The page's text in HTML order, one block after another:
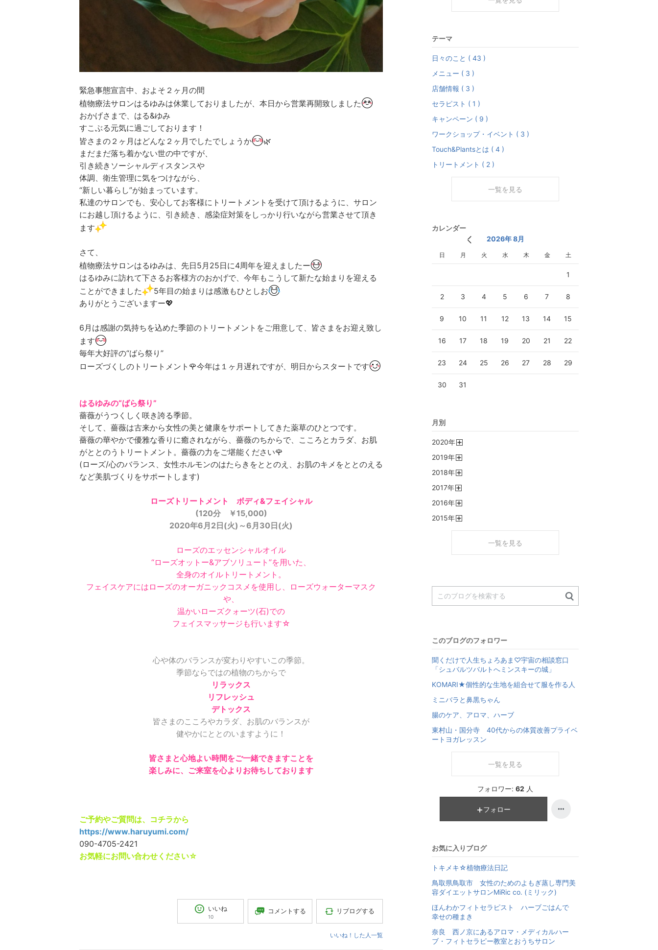
緊急事態宣言中、およそ２ヶ月の間
植物療法サロンはるゆみは休業しておりましたが、本日から営業再開致しました
おかげさまで、はる&ゆみ
すこぶる元気に過ごしております！
皆さまの２ヶ月はどんな２ヶ月でしたでしょうか
🌿
まだまだ落ち着かない世の中ですが、
引き続きソーシャルディスタンスや
体調、衛生管理に気をつけながら、
“新しい暮らし”が始まっています。
私達のサロンでも、安心してお客様にトリートメントを受けて頂けるように、サロン
にお越し頂けるように、引き続き、感染症対策をしっかり行いながら営業させて頂き
ます
さて、
植物療法サロンはるゆみは、先日5月25日に4周年を迎えましたー
はるゆみに訪れて下さるお客様方のおかげで、今年もこうして新たな始まりを迎える
ことができました
5年目の始まりは感激もひとしお
ありがとうございますー💖
6月は感謝の気持ちを込めた季節のトリートメントをご用意して、皆さまをお迎え致し
ます
毎年大好評の“ばら祭り”
ローズづくしのトリートメント🌹今年は１ヶ月遅れですが、明日からスタートです
はるゆみの“ばら祭り”
薔薇がうつくしく咲き誇る季節。
そして、薔薇は古来から女性の美と健康をサポートしてきた薬草のひとつです。
薔薇の華やかで優雅な香りに癒されながら、薔薇のちからで、こころとカラダ、お肌
がととのうトリートメント。薔薇の力をご堪能ください🌹
(ローズ/心のバランス、女性ホルモンのはたらきをととのえ、お肌のキメをととのえる
など美肌づくりをサポートします)
ローズトリートメント ボディ&フェイシャル
(120分 ￥15,000)
2020年6月2日(火)～6月30日(火)
ローズのエッセンシャルオイル
“ローズオットー&アブソリュート”を用いた、
全身のオイルトリートメント。
フェイスケアにはローズのオーガニックコスメを使用し、ローズウォーターマスク
や、
温かいローズクォーツ(石)での
フェイスマッサージも行います☆
心や体のバランスが変わりやすいこの季節。
季節ならではの植物のちからで
リラックス
リフレッシュ
デトックス
皆さまのこころやカラダ、お肌のバランスが
健やかにととのいますように！
皆さまと心地よい時間をご一緒できますことを
楽しみに、 ご来室を心よりお待ちしております
ご予約やご質問は、コチラから
https://www.haruyumi.com/
090-4705-2421
お気軽にお問い合わせください☆
いいね
10
コメントする リブログする
いいね！した人一覧
テーマ
日々のこと ( 43 )
メニュー ( 3 )
店舗情報 ( 3 )
セラピスト ( 1 )
キャンペーン ( 9 )
ワークショップ・イベント ( 3 )
Touch&Plantsとは ( 4 )
トリートメント ( 2 )
一覧を見る
カレンダー
2026年 8月
日 月 火 水 木 金 土
1
2 3 4 5 6 7 8
9 10 11 12 13 14 15
16 17 18 19 20 21 22
23 24 25 26 27 28 29
30 31
月別
2020年
2019年
2018年
2017年
2016年
2015年
一覧を見る
このブログのフォロワー
聞くだけで人生ちょろあま♡宇宙の相談窓口
「シュバルツバルトへミンスキーの城」
KOMARI★個性的な生地を組合せて服を作る人
ミニバラと鼻黒ちゃん
腸のケア、アロマ、ハーブ
東村山・国分寺 40代からの体質改善プライベ
ートヨガレッスン
一覧を見る
フォロワー: 62 人
フォロー
お気に入りブログ
トキメキ☆植物療法日記
鳥取県鳥取市 女性のためのよもぎ蒸し専門美
容ダイエットサロンMiRic co. (ミリック)
ほんわかフィトセラピスト ハーブごはんで
幸せの種まき
奈良 西ノ京にあるアロマ・メディカルハー
ブ・フィトセラピー教室とおうちサロン